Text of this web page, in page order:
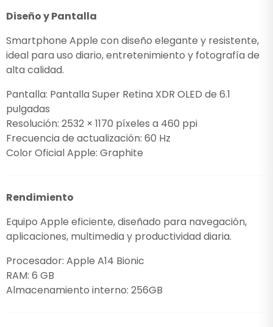
Diseño y Pantalla
Smartphone Apple con diseño elegante y resistente,
ideal para uso diario, entretenimiento y fotografía de
alta calidad.
Pantalla: Pantalla Super Retina XDR OLED de 6.1
pulgadas
Resolución: 2532 × 1170 píxeles a 460 ppi
Frecuencia de actualización: 60 Hz
Color Oficial Apple: Graphite
Rendimiento
Equipo Apple eficiente, diseñado para navegación,
aplicaciones, multimedia y productividad diaria.
Procesador: Apple A14 Bionic
RAM: 6 GB
Almacenamiento interno: 256GB